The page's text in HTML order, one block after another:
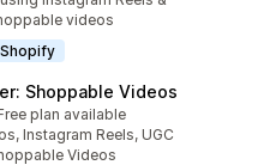
videos
Shoppable Videos
價
plan available
Instagram Reels, UGC
Videos